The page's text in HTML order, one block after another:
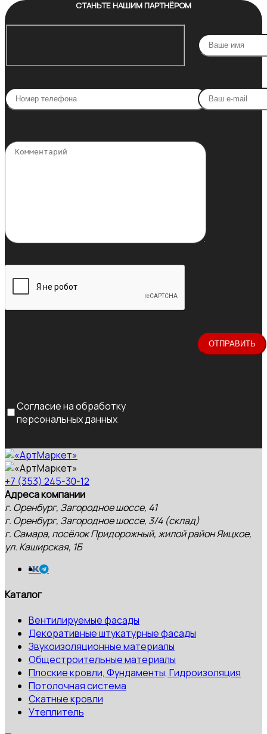
СТАНЬТЕ НАШИМ ПАРТНЁРОМ
Согласие на обработку
персональных данных
+7 (353) 245-30-12
Адреса компании
г. Оренбург, Загородное шоссе, 41
г. Оренбург, Загородное шоссе, 3/4 (склад)
г. Самара, посёлок Придорожный, жилой район Яицкое,
ул. Каширская, 1Б
Каталог
Вентилируемые фасады
Декоративные штукатурные фасады
Звукоизоляционные материалы
Общестроительные материалы
Плоские кровли, Фундаменты, Гидроизоляция
Потолочная система
Скатные кровли
Утеплитель